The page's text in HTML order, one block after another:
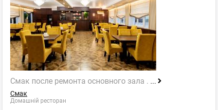
Смак после ремонта основного зала . ...
Смак
Домашній ресторан